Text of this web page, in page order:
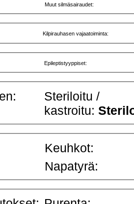
Muut silmäsairaudet:
Kilpirauhasen vajaatoiminta:
Epileptistyyppiset:
Steriloitu /
kastroitu:
Keuhkot:
Napatyrä: